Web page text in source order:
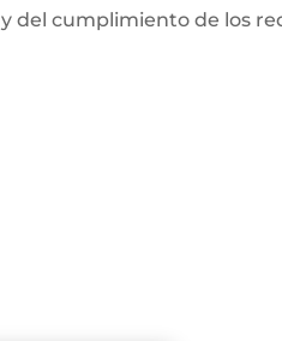
y del cumplimiento de los